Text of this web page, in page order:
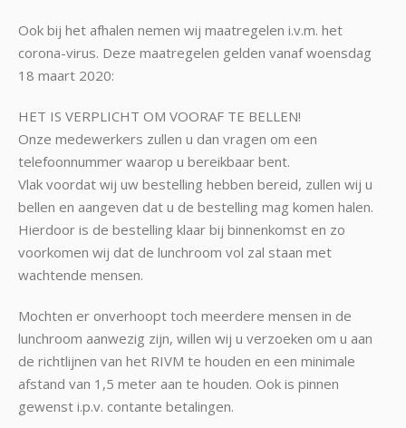
Ook bij het afhalen nemen wij maatregelen i.v.m. het
corona-virus. Deze maatregelen gelden vanaf woensdag
18 maart 2020:
HET IS VERPLICHT OM VOORAF TE BELLEN!
Onze medewerkers zullen u dan vragen om een
telefoonnummer waarop u bereikbaar bent.
Vlak voordat wij uw bestelling hebben bereid, zullen wij u
bellen en aangeven dat u de bestelling mag komen halen.
Hierdoor is de bestelling klaar bij binnenkomst en zo
voorkomen wij dat de lunchroom vol zal staan met
wachtende mensen.
Mochten er onverhoopt toch meerdere mensen in de
lunchroom aanwezig zijn, willen wij u verzoeken om u aan
de richtlijnen van het RIVM te houden en een minimale
afstand van 1,5 meter aan te houden. Ook is pinnen
gewenst i.p.v. contante betalingen.